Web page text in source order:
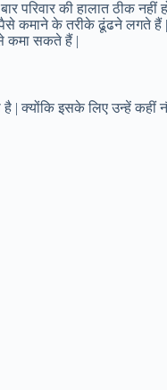
की हालात ठीक नहीं
पैसे कमाने के तरीके ढूंढने
कमा सकते हैं |
क्योंकि इसके लिए उन्हें कहीं